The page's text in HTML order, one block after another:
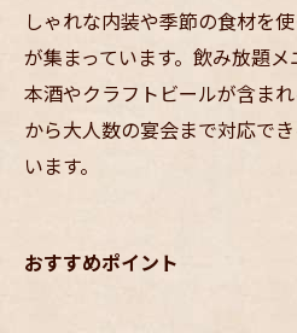
しゃれな内装や季節の食材を
が集まっています。飲み放題
本酒やクラフトビールが含ま
から大人数の宴会まで対応で
います。
おすすめポイント